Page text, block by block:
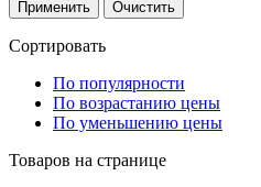
Сортировать
По популярности
По возрастанию цены
По уменьшению цены
Товаров на странице